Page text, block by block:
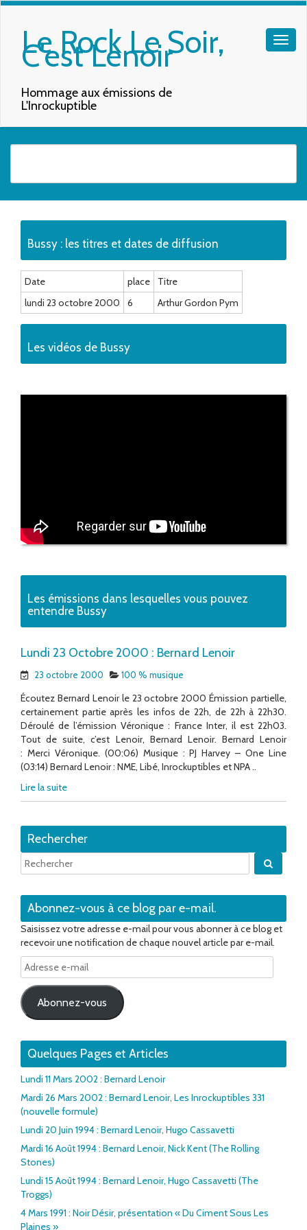
Le Rock Le Soir,
C'est Lenoir
Hommage aux émissions de
L'Inrockuptible
Bussy : les titres et dates de diffusion
Date place
Titre
lundi 23 octobre 2000
6 Arthur Gordon Pym
Les vidéos de Bussy
Les émissions dans lesquelles vous pouvez
entendre Bussy
Lundi 23 Octobre 2000 : Bernard Lenoir
23 octobre 2000 100 % musique
Écoutez Bernard Lenoir le 23 octobre 2000 Émission partielle,
certainement partie après les infos de 22h, de 22h à 22h30.
Déroulé de l’émission Véronique : France Inter, il est 22h03.
Tout de suite, c’est Lenoir, Bernard Lenoir. Bernard Lenoir
: Merci Véronique. (00:06) Musique : PJ Harvey – One Line
(03:14) Bernard Lenoir : NME, Libé, Inrockuptibles et NPA ..
Lire la suite
Rechercher
Abonnez-vous à ce blog par e-mail.
Saisissez votre adresse e-mail pour vous abonner à ce blog et
recevoir une notification de chaque nouvel article par e-mail.
Adresse
e-
mail
Abonnez-vous
Quelques Pages et Articles
Lundi 11 Mars 2002 : Bernard Lenoir
Mardi 26 Mars 2002 : Bernard Lenoir, Les Inrockuptibles 331
(nouvelle formule)
Lundi 20 Juin 1994 : Bernard Lenoir, Hugo Cassavetti
Mardi 16 Août 1994 : Bernard Lenoir, Nick Kent (The Rolling
Stones)
Lundi 15 Août 1994 : Bernard Lenoir, Hugo Cassavetti (The
Troggs)
4 Mars 1991 : Noir Désir, présentation « Du Ciment Sous Les
Plaines »